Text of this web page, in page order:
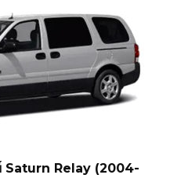
Saturn Relay (2004-